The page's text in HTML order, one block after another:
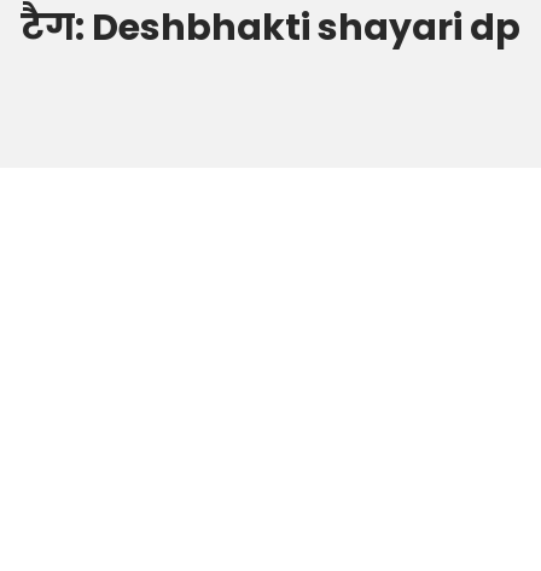
टैग: Deshbhakti shayari dp